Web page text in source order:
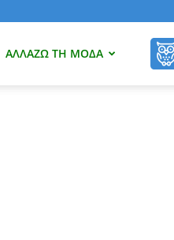
ΑΛΛΆΖΩ ΤΗ ΜΌΔΑ